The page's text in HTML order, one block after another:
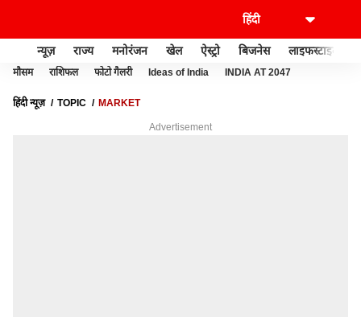
न्यूज़ राज्य मनोरंजन खेल ऐस्ट्रो बिजनेस लाइफस्टाइल
मौसम राशिफल फोटो गैलरी Ideas of India INDIA AT 2047
हिंदी न्यूज़ TOPIC MARKET
Advertisement